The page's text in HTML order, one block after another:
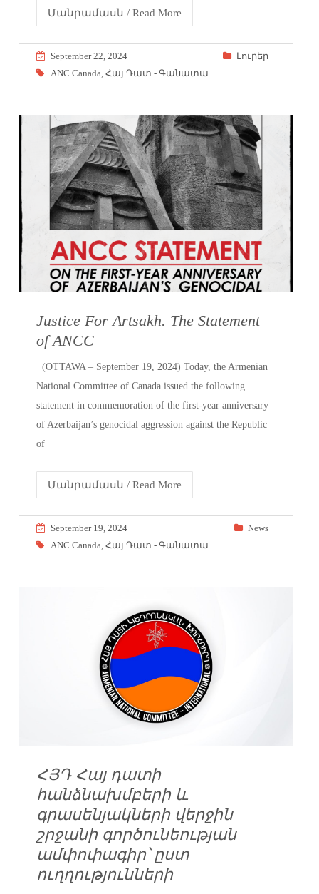
Մանրամասն / Read More
September 22, 2024
Լուրեր
ANC Canada ,Հայ Դատ - Գանատա
Justice For Artsakh. The Statement
of ANCC
(OTTAWA – September 19, 2024) Today, the Armenian
National Committee of Canada issued the following
statement in commemoration of the first-year anniversary
of Azerbaijan’s genocidal aggression against the Republic
of
Մանրամասն / Read More
September 19, 2024
News
ANC Canada,Հայ Դատ - Գանատա
ՀՅԴ Հայ դատի
հանձնախմբերի և
գրասենյակների վերջին
շրջանի գործունեության
ամփոփագիր՝ ըստ
ուղղությունների